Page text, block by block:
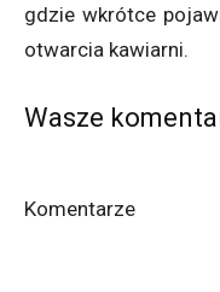
gdzie wkrótce
otwarcia kawiarni.
Wasze
Komentarze